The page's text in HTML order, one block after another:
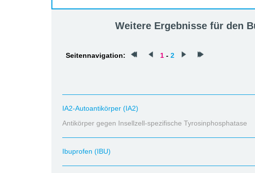
Weitere Ergebnisse für den
Seitennavigation: 1 - 2
IA2-Autoantikörper (IA2)
Antikörper gegen Insellzell-spezifische Tyrosinphosphatase
Ibuprofen (IBU)